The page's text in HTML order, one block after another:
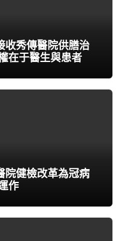
收秀傳醫院供膳治
在于醫生與患者
院健檢改革為冠病
作